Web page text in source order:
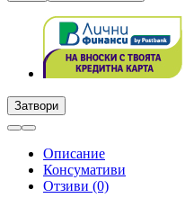
Затвори
Описание
Консумативи
Отзиви (0)